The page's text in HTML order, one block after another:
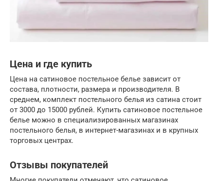
Цена и где купить
Цена на сатиновое постельное белье зависит от
состава, плотности, размера и производителя. В
среднем, комплект постельного белья из сатина стоит
от 3000 до 15000 рублей. Купить сатиновое постельное
белье можно в специализированных магазинах
постельного белья, в интернет-магазинах и в крупных
торговых центрах.
Отзывы покупателей